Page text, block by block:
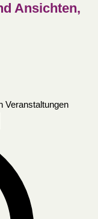
Ansichten,
Veranstaltungen